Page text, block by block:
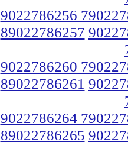
9022786256
89022786257
9022786260
89022786261
9022786264
89022786265